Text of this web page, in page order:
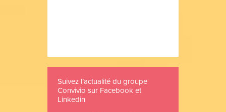
Suivez l’actualité du groupe
Convivio sur Facebook et
Linkedin